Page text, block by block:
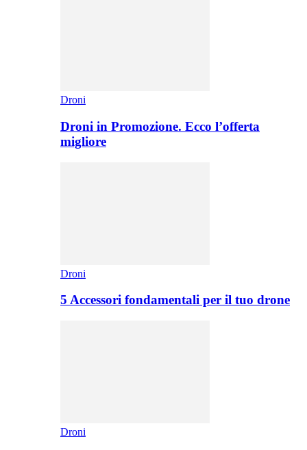
Droni
Droni in Promozione. Ecco l’offerta
migliore
Droni
5 Accessori fondamentali per il tuo drone
Droni